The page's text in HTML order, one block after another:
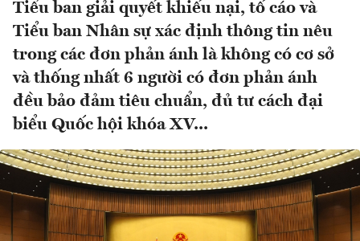
Tiểu ban giải quyết khiếu nại, tố cáo và
Tiểu ban Nhân sự xác định thông tin nêu
trong các đơn phản ánh là không có cơ sở
và thống nhất 6 người có đơn phản ánh
đều bảo đảm tiêu chuẩn, đủ tư cách đại
biểu Quốc hội khóa XV...